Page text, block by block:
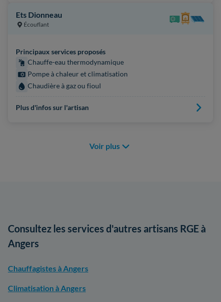
Ets Dionneau
Écouflant
Principaux services proposés
Chauffe-eau thermodynamique
Pompe à chaleur et climatisation
Chaudière à gaz ou fioul
Plus d'infos sur l'artisan
Voir plus
Consultez les services d'autres artisans RGE à
Angers
Chauffagistes à Angers
Climatisation à Angers